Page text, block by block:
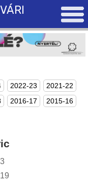
2022-23
2021-22
2016-17
2015-16
3
19